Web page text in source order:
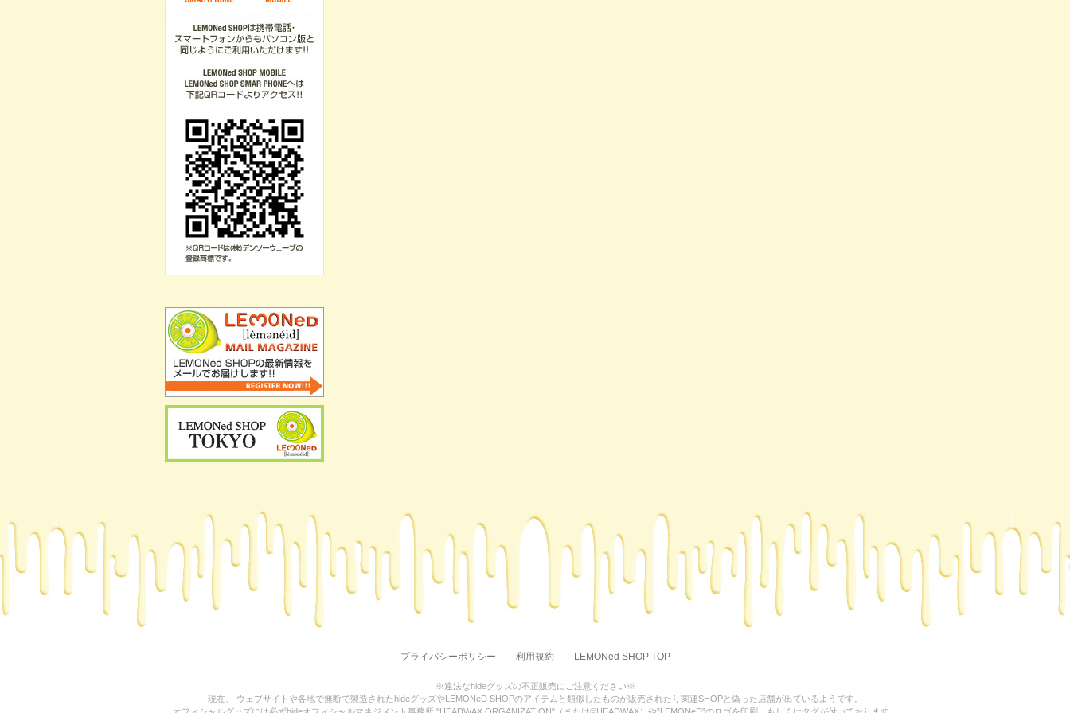
プライバシーポリシー 利用規約 LEMONed SHOP TOP
※違法なhideグッズの不正販売にご注意ください※
現在、 ウェブサイトや各地で無断で製造されたhideグッズやLEMONeD SHOPのアイテムと類似したものが販売されたり関連SHOPと偽った店舗が出ているようです。